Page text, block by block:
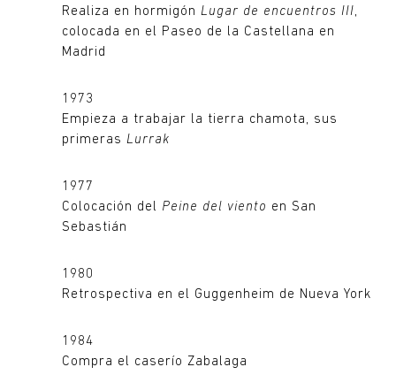
Realiza en hormigón Lugar de encuentros III ,
colocada en el Paseo de la Castellana en
Madrid
1973
Empieza a trabajar la tierra chamota, sus
primeras Lurrak
1977
Colocación del Peine del viento en San
Sebastián
1980
Retrospectiva en el Guggenheim de Nueva York
1984
Compra el caserío Zabalaga